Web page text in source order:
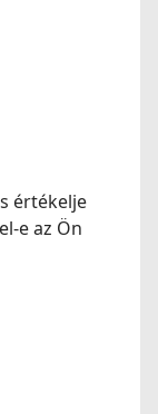
értékelje
e az Ön